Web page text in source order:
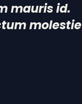
mauris id.
molestie